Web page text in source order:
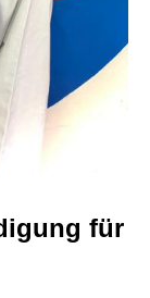
für